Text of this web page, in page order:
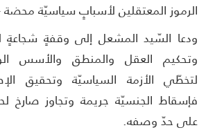
المعتقلين لأسبابٍ سياسيّة محضة –
السّيد المشعل إلى وقفةٍ شجاعةٍ
العقل والمنطق والأسس
الأزمة السياسيّة وتحقيق
الجنسيّة جريمة وتجاوز صارخ
حدّ وصفه.